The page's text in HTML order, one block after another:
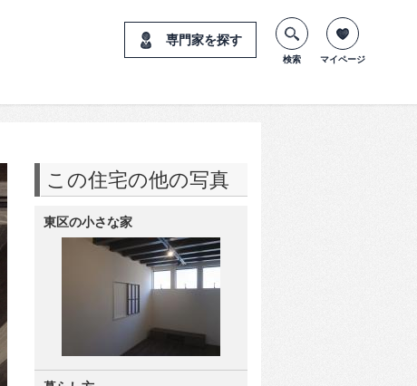
専門家を探す
検索 マイページ
この住宅の他の写真
東区の小さな家